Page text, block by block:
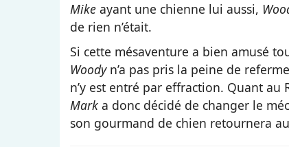
Mike ayant une chienne lui aussi,
de rien n’était.
Si cette mésaventure a bien amusé
Woodyn’a pas pris la peine de
n’y est entré par effraction. Quant
Mark a donc décidé de changer le
son gourmand de chien retournera